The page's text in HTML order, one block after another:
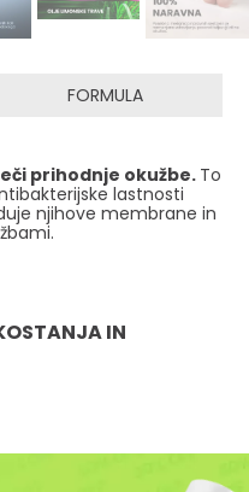
FORMULA
prihodnje okužbe. To
lastnosti
njihove membrane in
IN